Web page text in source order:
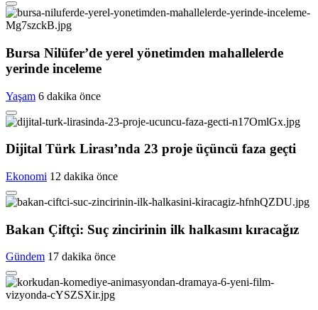
Bursa Nilüfer’de yerel yönetimden mahallelerde
yerinde inceleme
Yaşam 6 dakika önce
Dijital Türk Lirası’nda 23 proje üçüncü faza geçti
Ekonomi 12 dakika önce
Bakan Çiftçi: Suç zincirinin ilk halkasını kıracağız
Gündem 17 dakika önce